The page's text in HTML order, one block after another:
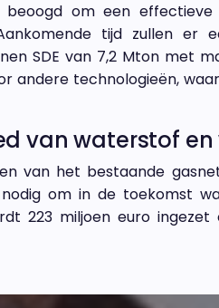
om een effectieve
tijd zullen er
SDE van 7,2 Mton met
andere technologieën,
van waterstof
van het bestaande
nodig om in de toekomst
223 miljoen euro